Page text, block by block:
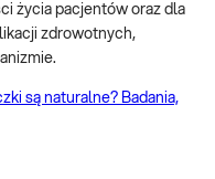
życia pacjentów oraz dla
zdrowotnych,
są naturalne? Badania,